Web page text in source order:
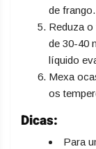
de
Reduza
de 30-40
líquido
Mexa
os
Dicas:
Para